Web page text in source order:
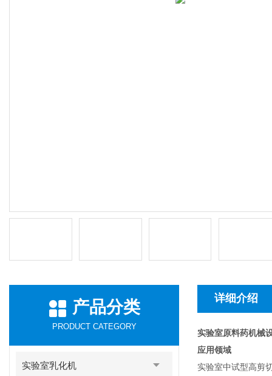
产品分类
PRODUCT CATEGORY
实验室乳化机
详细介绍
实验室原料药机械
应用领域
实验室中试型高剪